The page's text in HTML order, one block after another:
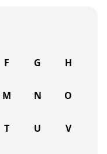
F G H
M N O
T U V